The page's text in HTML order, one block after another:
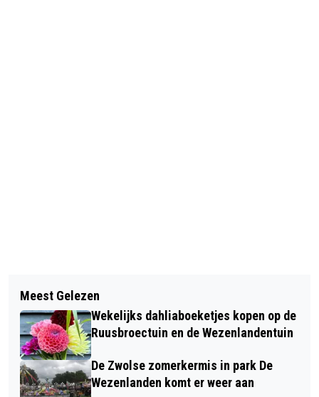
NIEUWE MAATREGELEN OM CORONA-
DWARSLIGGERS TOT DE ORDE ROEPEN
ONDERHOUD AAN ZWOLSE
FIETSPADEN
Meest Gelezen
Wekelijks dahliaboeketjes kopen op de
Ruusbroectuin en de Wezenlandentuin
De Zwolse zomerkermis in park De
Wezenlanden komt er weer aan